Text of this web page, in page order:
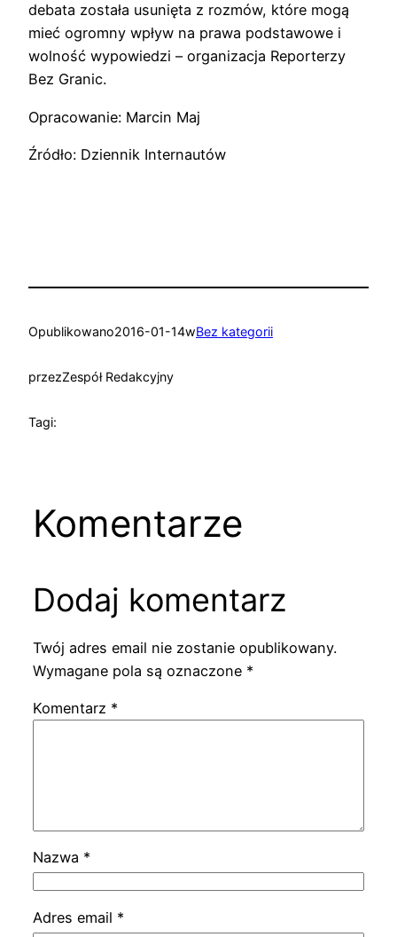
debata została usunięta z rozmów, które mogą
mieć ogromny wpływ na prawa podstawowe i
wolność wypowiedzi – organizacja Reporterzy
Bez Granic.
Opracowanie: Marcin Maj
Źródło: Dziennik Internautów
Opublikowano2016-01-14wBez kategorii
przezZespół Redakcyjny
Tagi:
Komentarze
Dodaj komentarz
Twój adres email nie zostanie opublikowany.
Wymagane pola są oznaczone *
Komentarz *
Nazwa *
Adres email *